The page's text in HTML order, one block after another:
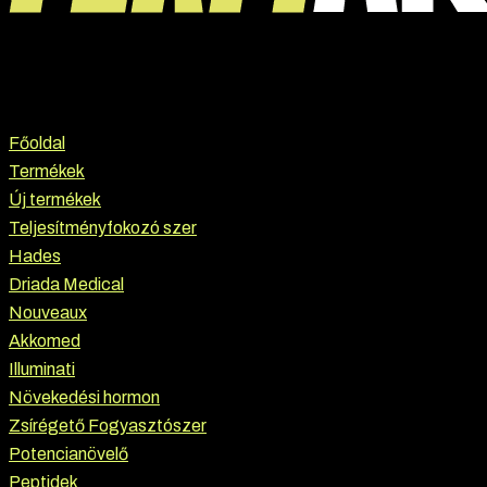
Főoldal
Termékek
Új termékek
Teljesítményfokozó szer
Hades
Driada Medical
Nouveaux
Akkomed
Illuminati
Növekedési hormon
Zsírégető Fogyasztószer
Potencianövelő
Peptidek